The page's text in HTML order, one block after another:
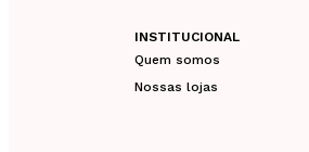
INSTITUCIONAL
Quem somos
Nossas lojas